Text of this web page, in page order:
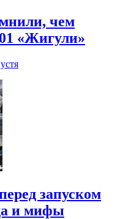
чем
«Жигули»
запуском
и мифы